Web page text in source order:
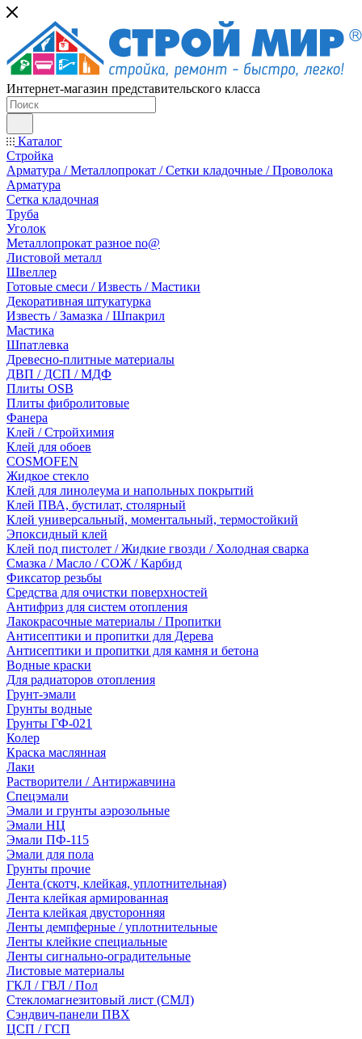
Интернет-магазин представительского класса
Каталог
Стройка
Арматура / Металлопрокат / Сетки кладочные / Проволока
Арматура
Сетка кладочная
Труба
Уголок
Металлопрокат разное no@
Листовой металл
Швеллер
Готовые смеси / Известь / Мастики
Декоративная штукатурка
Известь / Замазка / Шпакрил
Мастика
Шпатлевка
Древесно-плитные материалы
ДВП / ДСП / МДФ
Плиты OSB
Плиты фибролитовые
Фанера
Клей / Стройхимия
Клей для обоев
COSMOFEN
Жидкое стекло
Клей для линолеума и напольных покрытий
Клей ПВА, бустилат, столярный
Клей универсальный, моментальный, термостойкий
Эпоксидный клей
Клей под пистолет / Жидкие гвозди / Холодная сварка
Смазка / Масло / СОЖ / Карбид
Фиксатор резьбы
Средства для очистки поверхностей
Антифриз для систем отопления
Лакокрасочные материалы / Пропитки
Антисептики и пропитки для Дерева
Антисептики и пропитки для камня и бетона
Водные краски
Для радиаторов отопления
Грунт-эмали
Грунты водные
Грунты ГФ-021
Колер
Краска маслянная
Лаки
Растворители / Антиржавчина
Спецэмали
Эмали и грунты аэрозольные
Эмали НЦ
Эмали ПФ-115
Эмали для пола
Грунты прочие
Лента (скотч, клейкая, уплотнительная)
Лента клейкая армированная
Лента клейкая двусторонняя
Ленты демпферные / уплотнительные
Ленты клейкие специальные
Ленты сигнально-оградительные
Листовые материалы
ГКЛ / ГВЛ / Пол
Стекломагнезитовый лист (СМЛ)
Сэндвич-панели ПВХ
ЦСП / ГСП